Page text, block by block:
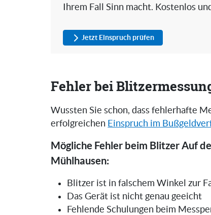
Ihrem Fall Sinn macht. Kostenlos
Jetzt Einspruch prüfen
Fehler bei
Wussten Sie schon, dass fehlerhafte
erfolgreichen Einspruch im
Mögliche Fehler beim Blitzer Auf
Mühlhausen:
Blitzer ist in falschem Winkel zur
Das Gerät ist nicht genau geeicht
Fehlende Schulungen beim